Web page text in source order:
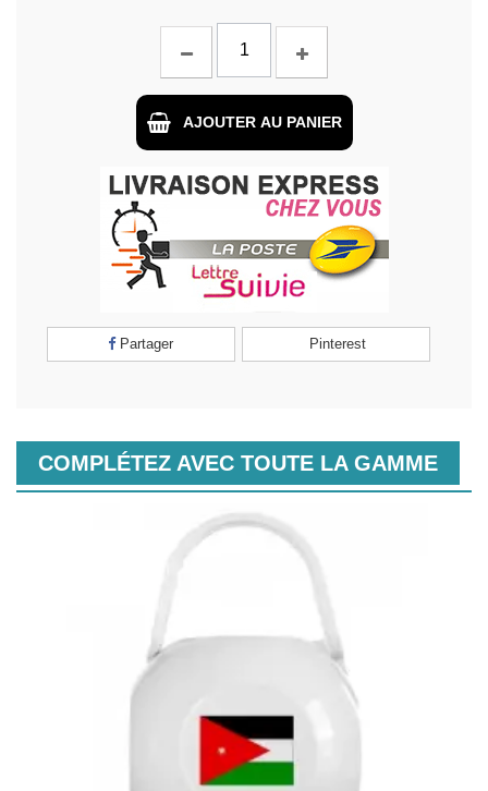
AJOUTER AU PANIER
Partager Pinterest
COMPLÉTEZ AVEC TOUTE LA GAMME